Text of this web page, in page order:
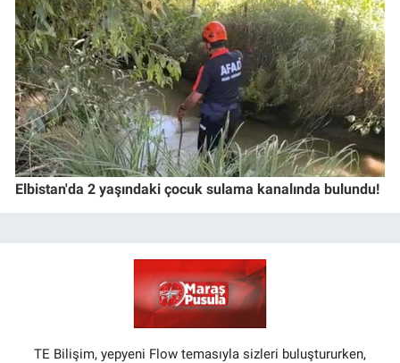
Elbistan'da 2 yaşındaki çocuk sulama kanalında bulundu!
TE Bilişim, yepyeni Flow temasıyla sizleri buluştururken,